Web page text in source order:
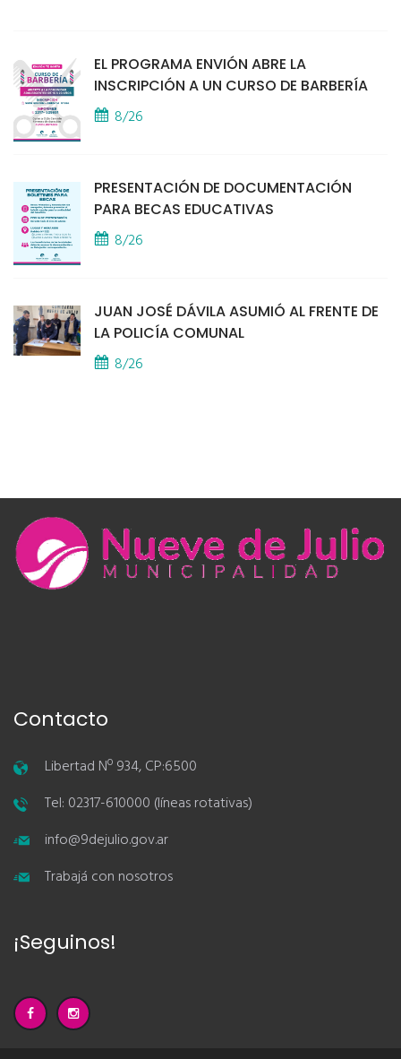
EL PROGRAMA ENVIÓN ABRE LA
INSCRIPCIÓN A UN CURSO DE BARBERÍA
8/26
PRESENTACIÓN DE DOCUMENTACIÓN
PARA BECAS EDUCATIVAS
8/26
JUAN JOSÉ DÁVILA ASUMIÓ AL FRENTE DE
LA POLICÍA COMUNAL
8/26
Contacto
Libertad Nº 934, CP:6500
Tel: 02317-610000 (líneas rotativas)
info@9dejulio.gov.ar
Trabajá con nosotros
¡Seguinos!